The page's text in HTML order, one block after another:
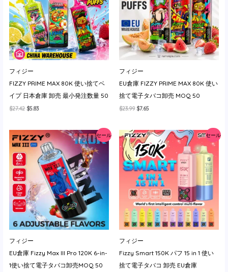
フィジー
FIZZY PRIME MAX 80K 使い捨てベ
イプ 日本倉庫 卸売 最小発注数量 50
$27.42元
格
は
$27.42
で
た。
$5.83現
価
格
は
$5.83
で
す。
フィジー
EU倉庫 FIZZY PRIME MAX 80K 使い
捨て電子タバコ卸売 MOQ 50
$23.99 元
格
は
$23.99
で
し
た。
$7.65現
価
格
は
$7.65
で
す。
セール
フィジー
EU倉庫 Fizzy Max III Pro 120K 6-in-
1使い捨て電子タバコ卸売MOQ 50
セール
フィジー
Fizzy Smart 150K パフ 15 in 1 使い
捨て電子タバコ 卸売 EU倉庫